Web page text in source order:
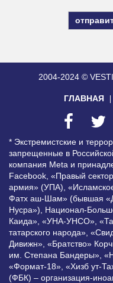
2004-2024 ©
ГЛАВНАЯ
* Экстремистские и
запрещенные в
компания Meta и
Facebook, «Правый
армия» (УПА),
Фатх аш-Шам» (бывшая
Нусра»), Национал-
Каида», «УНА-УНСО»,
татарского народа»,
Дивижн», «Братство»
им. Степана Бандеры»,
«Формат-18», «Хизб ут-
(ФБК) – организация-